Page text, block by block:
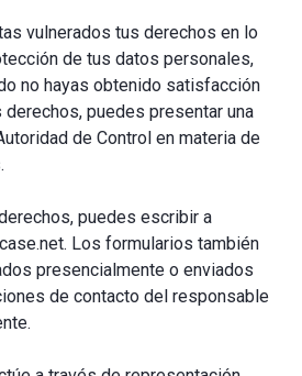
vulnerados tus derechos en lo
de tus datos personales,
no hayas obtenido satisfacción
puedes presentar una
de Control en materia de
puedes escribir a
Los formularios también
presencialmente o enviados
de contacto del responsable